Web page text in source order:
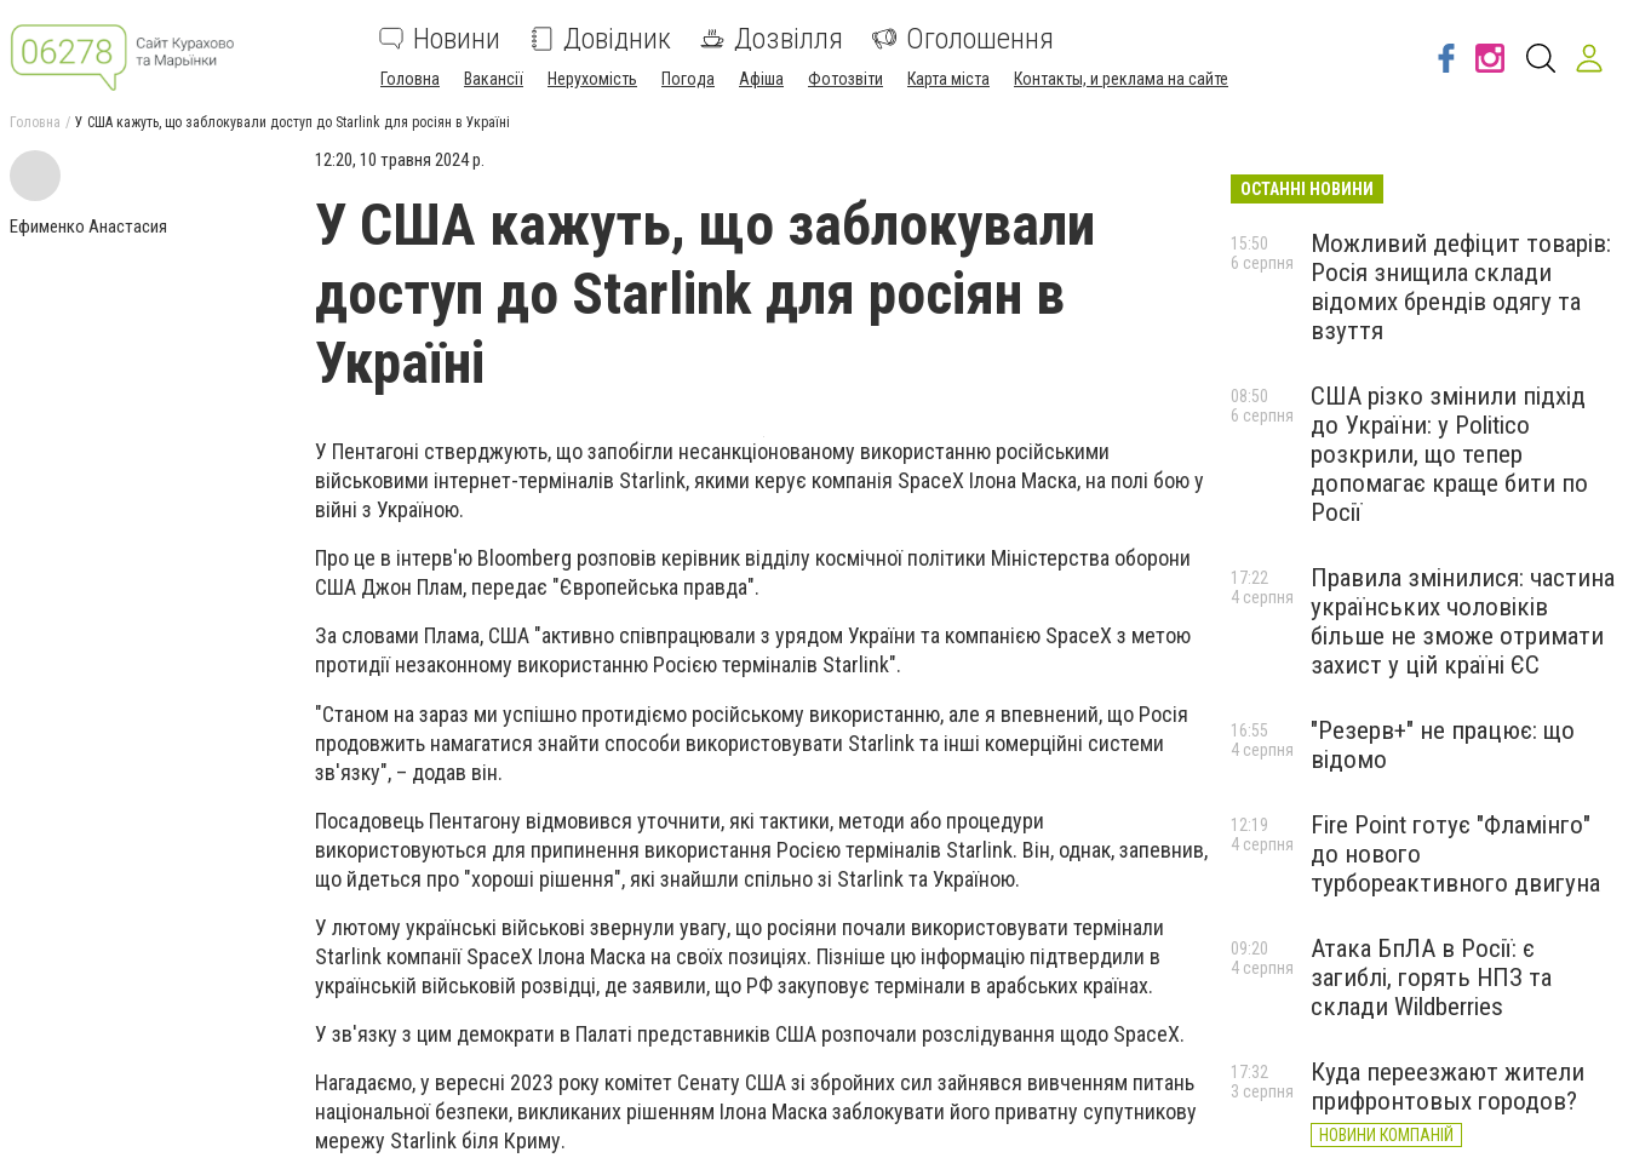
Новини Довідник Дозвілля Оголошення
Головна Вакансії Нерухомість Погода Афіша Фотозвіти Карта міста Контакты, и реклама на сайте
Головна У США кажуть, що заблокували доступ до Starlink для росіян в Україні
Ефименко Анастасия
12:20, 10 травня 2024 р.
У США кажуть, що заблокували
доступ до Starlink для росіян в
Україні
У Пентагоні стверджують, що запобігли несанкціонованому використанню російськими
військовими інтернет-терміналів Starlink, якими керує компанія SpaceX Ілона Маска, на полі бою у
війні з Україною.
Про це в інтерв'ю Bloomberg розповів керівник відділу космічної політики Міністерства оборони
США Джон Плам, передає "Європейська правда".
За словами Плама, США "активно співпрацювали з урядом України та компанією SpaceX з метою
протидії незаконному використанню Росією терміналів Starlink".
"Станом на зараз ми успішно протидіємо російському використанню, але я впевнений, що Росія
продовжить намагатися знайти способи використовувати Starlink та інші комерційні системи
зв'язку", – додав він.
Посадовець Пентагону відмовився уточнити, які тактики, методи або процедури
використовуються для припинення використання Росією терміналів Starlink. Він, однак, запевнив,
що йдеться про "хороші рішення", які знайшли спільно зі Starlink та Україною.
У лютому українські військові звернули увагу, що росіяни почали використовувати термінали
Starlink компанії SpaceX Ілона Маска на своїх позиціях. Пізніше цю інформацію підтвердили в
українській військовій розвідці, де заявили, що РФ закуповує термінали в арабських країнах.
У зв'язку з цим демократи в Палаті представників США розпочали розслідування щодо SpaceX.
Нагадаємо, у вересні 2023 року комітет Сенату США зі збройних сил зайнявся вивченням питань
національної безпеки, викликаних рішенням Ілона Маска заблокувати його приватну супутникову
мережу Starlink біля Криму.
ОСТАННІ НОВИНИ
Можливий дефіцит товарів:
Росія знищила склади
відомих брендів одягу та
взуття
15:50
6 серпня
США різко змінили підхід
до України: у Politico
розкрили, що тепер
допомагає краще бити по
Росії
08:50
6 серпня
Правила змінилися: частина
українських чоловіків
більше не зможе отримати
захист у цій країні ЄС
17:22
4 серпня
"Резерв+" не працює: що
відомо
16:55
4 серпня
Fire Point готує "Фламінго"
до нового
турбореактивного двигуна
12:19
4 серпня
Атака БпЛА в Росії: є
загиблі, горять НПЗ та
склади Wildberries
09:20
4 серпня
Куда переезжают жители
прифронтовых городов?
НОВИНИ КОМПАНІЙ
17:32
3 серпня